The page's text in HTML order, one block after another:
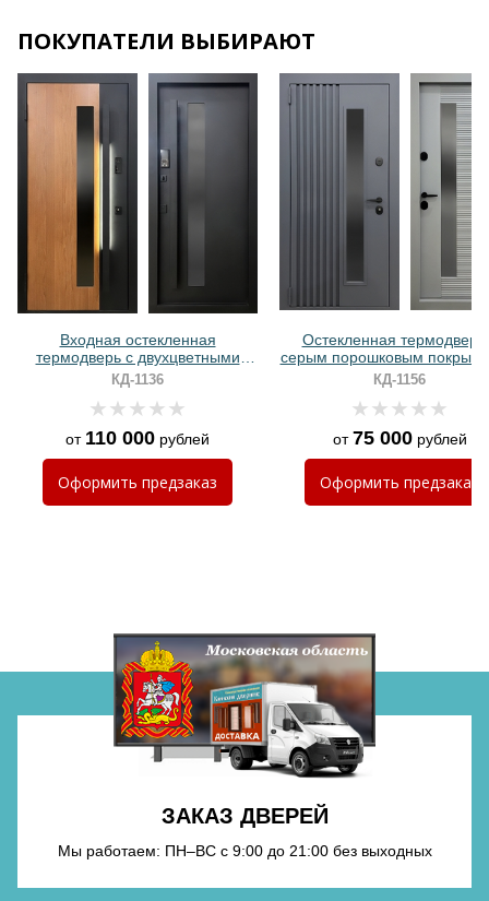
Хочу такую
Хочу такую
Хочу такую
Хочу такую
ПОКУПАТЕЛИ ВЫБИРАЮТ
Входная остекленная
термодверь с двухцветными
панелями МДФ и длинной
ручкой с LED-подсветкой
КД-1136
от 110 000 рублей
Оформить предзаказ
Остекленная термодверь
серым порошковым
реечным дизайном
КД-1156
от75 000рублей
Оформить предзаказ
ЗАКАЗ ДВЕРЕЙ
Мы работаем: ПН–ВС с 9:00 до 21:00 без выходных